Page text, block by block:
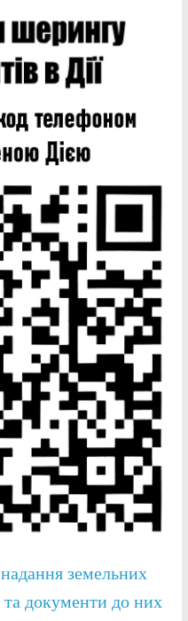
земельних
та документи до них